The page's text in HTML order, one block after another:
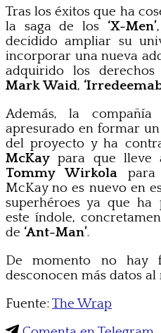
Tras los éxitos que ha
la saga de los ‘X-Men’,
decidido ampliar su
incorporar una nueva
adquirido los
Mark Waid,
Además, la compañía
apresurado en formar
del proyecto y ha
McKay para que lleve
Tommy Wirkolapara
McKay no es nuevo en
superhéroes ya que
este índole,
de ‘Ant-Man’.
De momento no hay
desconocen más datos al
Fuente: The Wrap